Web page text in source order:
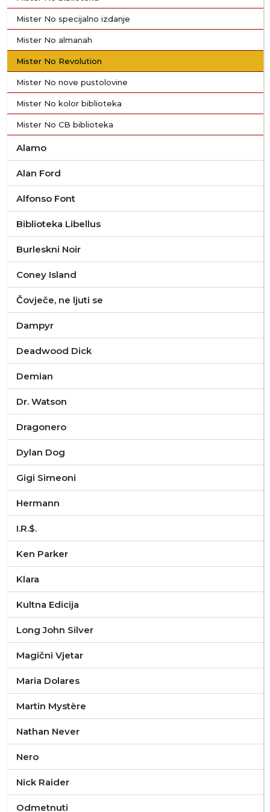
Mister No specijalno izdanje
Mister No almanah
Mister No Revolution
Mister No nove pustolovine
Mister No kolor biblioteka
Mister No CB biblioteka
Alamo
Alan Ford
Alfonso Font
Biblioteka Libellus
Burleskni Noir
Coney Island
Čovječe, ne ljuti se
Dampyr
Deadwood Dick
Demian
Dr. Watson
Dragonero
Dylan Dog
Gigi Simeoni
Hermann
I.R.$.
Ken Parker
Klara
Kultna Edicija
Long John Silver
Magični Vjetar
Maria Dolares
Martin Mystère
Nathan Never
Nero
Nick Raider
Odmetnuti